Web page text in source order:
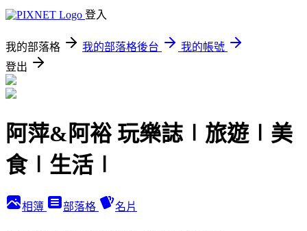
登入
我的部落格 我的部落格後台
我的帳號
登出
阿萍&阿裕 玩樂誌∣旅遊∣美
食∣生活∣
相簿 部落格 名片